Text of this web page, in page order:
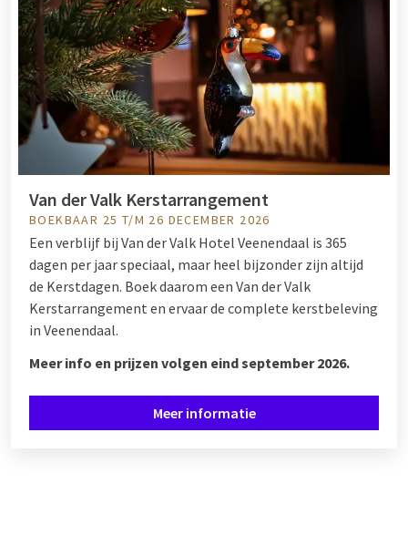
Van der Valk Kerstarrangement
BOEKBAAR 25 T/M 26 DECEMBER 2026
Een verblijf bij Van der Valk Hotel Veenendaal is 365
dagen per jaar speciaal, maar heel bijzonder zijn altijd
de Kerstdagen. Boek daarom een Van der Valk
Kerstarrangement en ervaar de complete kerstbeleving
in Veenendaal.
Meer info en prijzen volgen eind september 2026.
Meer informatie